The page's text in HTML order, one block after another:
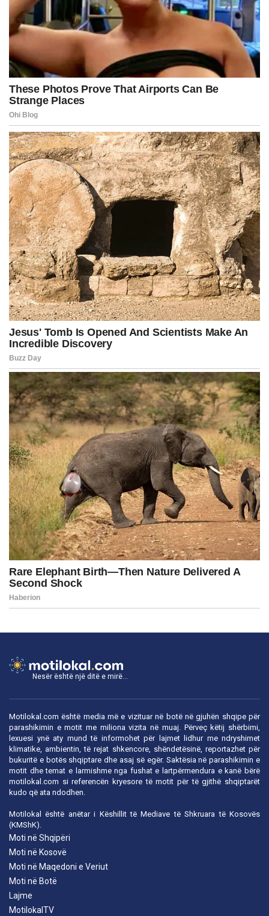
Nesër është një ditë e mirë...
Motilokal.com është media më e vizituar në botë në gjuhën shqipe për
parashikimin e motit me miliona vizita në muaj. Përveç këtij shërbimi,
lexuesi ynë aty mund të informohet për lajmet lidhur me ndryshimet
klimatike, ambientin, të rejat shkencore, shëndetësinë, reportazhet për
bukuritë e botës shqiptare dhe asaj së egër. Saktësia në parashikimin e
motit dhe temat e larmishme nga fushat e lartpërmendura e kanë bërë
motilokal.com si referencën kryesore të motit për të gjithë shqiptarët
kudo që ata ndodhen.
Motilokal është anëtar i Këshillit të Mediave të Shkruara të Kosovës
(KMShK).
Moti në Shqipëri
Moti në Kosovë
Moti në Maqedoni e Veriut
Moti në Botë
Lajme
MotilokalTV